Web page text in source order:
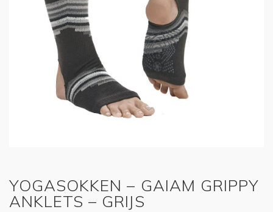
YOGASOKKEN – GAIAM GRIPPY
ANKLETS – GRIJS